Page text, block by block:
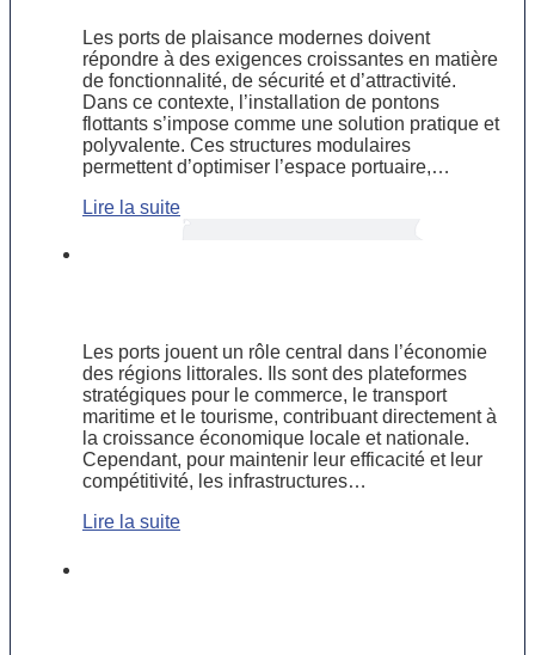
Les ports de plaisance modernes doivent
répondre à des exigences croissantes en matière
de fonctionnalité, de sécurité et d’attractivité.
Dans ce contexte, l’installation de pontons
flottants s’impose comme une solution pratique et
polyvalente. Ces structures modulaires
permettent d’optimiser l’espace portuaire,…
Lire la suite
Les ports jouent un rôle central dans l’économie
des régions littorales. Ils sont des plateformes
stratégiques pour le commerce, le transport
maritime et le tourisme, contribuant directement à
la croissance économique locale et nationale.
Cependant, pour maintenir leur efficacité et leur
compétitivité, les infrastructures…
Lire la suite